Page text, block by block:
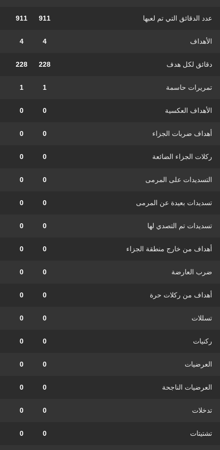
عدد الدقائق التي تم لعبها 911
911
الأهداف 4
4
دقائق لكل هدف 228
228
تمريرات حاسمة 1
1
الأهداف العكسية 0
0
أهداف ضربات الجزاء 0
0
ركلات الجزاء الضائعة 0
0
التسديدات على المرمى 0
0
تسديدات بعيدة عن المرمى 0
0
تسديدات تم التصدي لها 0
0
أهداف من خارج منطقة الجزاء 0
0
ضرب العارضة 0
0
أهداف من ركلات حرة 0
0
تسللات 0
0
ركنيات 0
0
العرضيات 0
0
العرضيات الناجحة 0
0
تدخلات 0
0
تشتيتات 0
0